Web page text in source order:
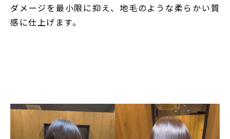
ダメージを最小限に抑え、地毛のような柔らかい質
感に仕上げます。